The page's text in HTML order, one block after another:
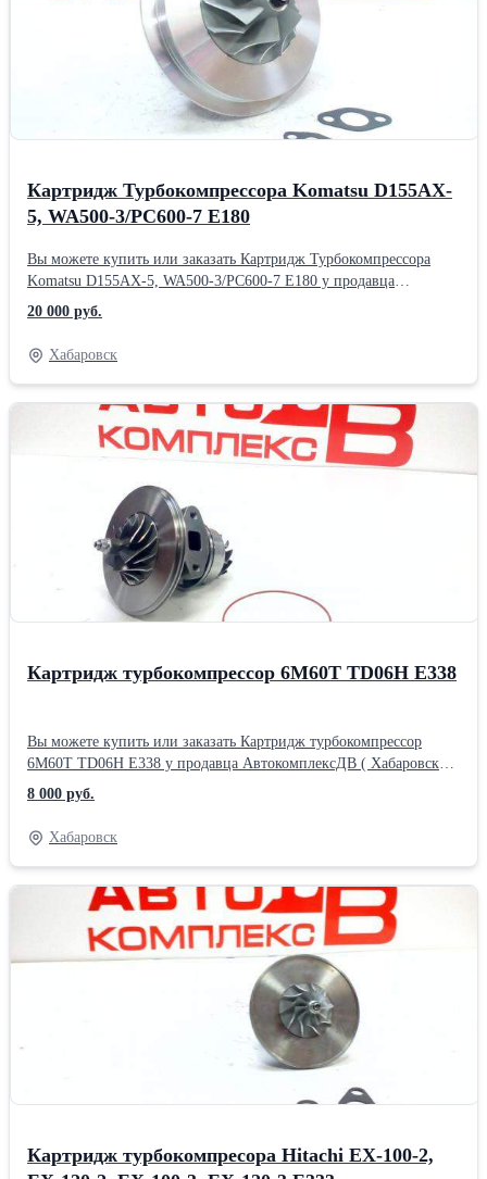
Картридж Турбокомпрессора Komatsu D155AX-
5, WA500-3/PC600-7 Е180
Вы можете купить или заказать Картридж Турбокомпрессора
Komatsu D155AX-5, WA500-3/PC600-7 Е180 у продавца
АвтокомплексДВ ( Хабаровск )Производитель: Powertec
20 000 руб.
Хабаровск
Картридж турбокомпрессор 6M60T TD06H Е338
Вы можете купить или заказать Картридж турбокомпрессор
6M60T TD06H Е338 у продавца АвтокомплексДВ ( Хабаровск
)Производитель: Powertec
8 000 руб.
Хабаровск
Картридж турбокомпресора Hitachi EX-100-2,